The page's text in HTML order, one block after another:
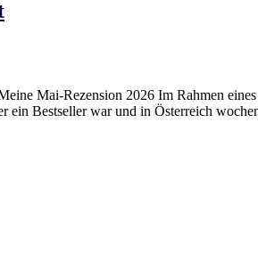
Mai-Rezension 2026 Im Rahmen
ein Bestseller war und in Österreich